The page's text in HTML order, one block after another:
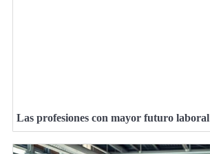
Las profesiones con mayor futuro laboral